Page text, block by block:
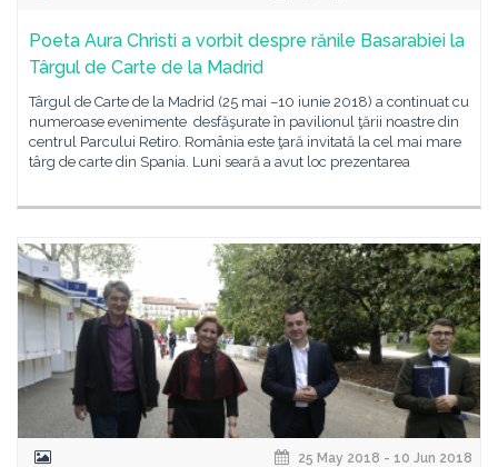
Poeta Aura Christi a vorbit despre rănile Basarabiei la
Târgul de Carte de la Madrid
Târgul de Carte de la Madrid (25 mai –10 iunie 2018) a continuat cu
numeroase evenimente desfăşurate în pavilionul ţării noastre din
centrul Parcului Retiro. România este ţară invitată la cel mai mare
târg de carte din Spania. Luni seară a avut loc prezentarea
25 May 2018 - 10 Jun 2018